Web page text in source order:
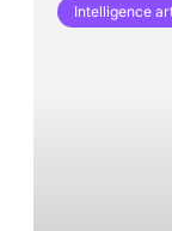
Intelligence